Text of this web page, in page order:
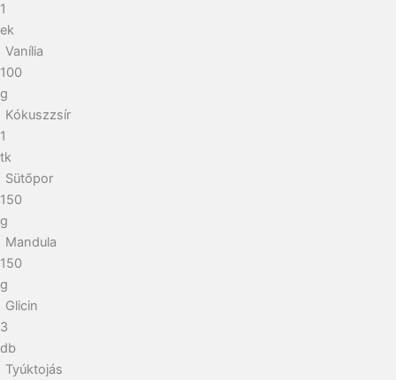
1
ek
Vanília
100
g
Kókuszzsír
1
tk
Sütőpor
150
g
Mandula
150
g
Glicin
3
db
Tyúktojás